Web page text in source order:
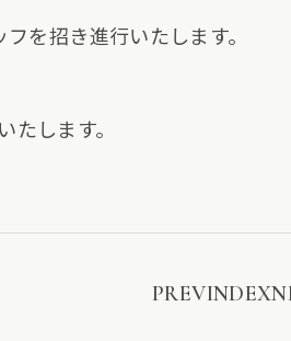
を招き進行いたします。
します。
PREVINDEX